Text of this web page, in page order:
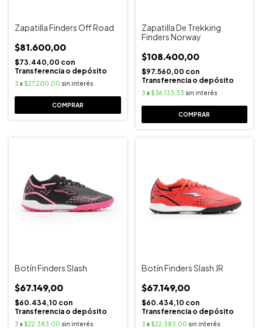
Zapatilla Finders Off Road
$81.600,00
$73.440,00 con
Transferencia o depósito
3 x $27.200,00 sin interés
COMPRAR
Zapatilla De Trekking
Finders Norway
$108.400,00
$97.560,00 con
Transferencia o depósito
3 x $36.133,33 sin interés
COMPRAR
Botín Finders Slash
$67.149,00
$60.434,10 con
Transferencia o depósito
3 x $22.383,00 sin interés
Botín Finders Slash JR
$67.149,00
$60.434,10 con
Transferencia o depósito
3 x $22.383,00 sin interés